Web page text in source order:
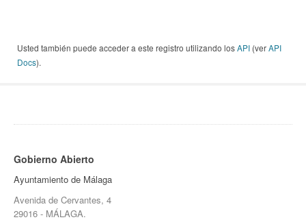
Usted también puede acceder a este registro utilizando losAPI (verAPI
Docs).
Gobierno Abierto
Ayuntamiento de Málaga
Avenida de Cervantes, 4
29016 - MÁLAGA.